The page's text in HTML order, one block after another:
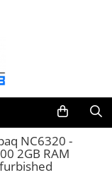
NC6320 -
2GB RAM